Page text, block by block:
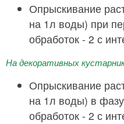
Опрыскивание
на 1л воды) при
обработок - 2 с
На декоративных
Опрыскивание
на 1л воды) в
обработок - 2 с